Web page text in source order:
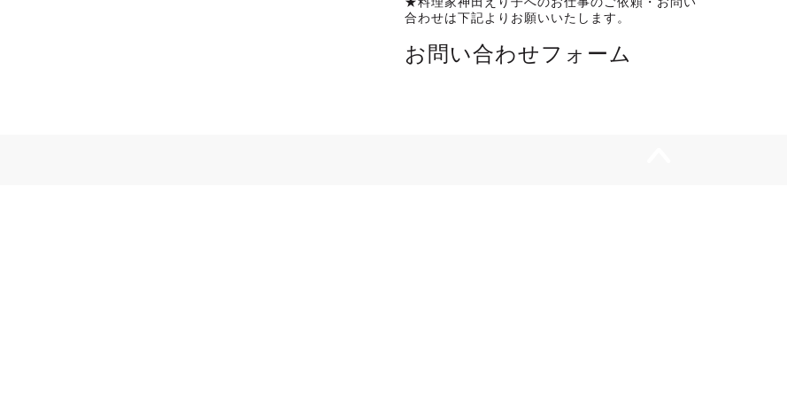
合わせは下記よりお願いいたします。
お問い合わせフォーム